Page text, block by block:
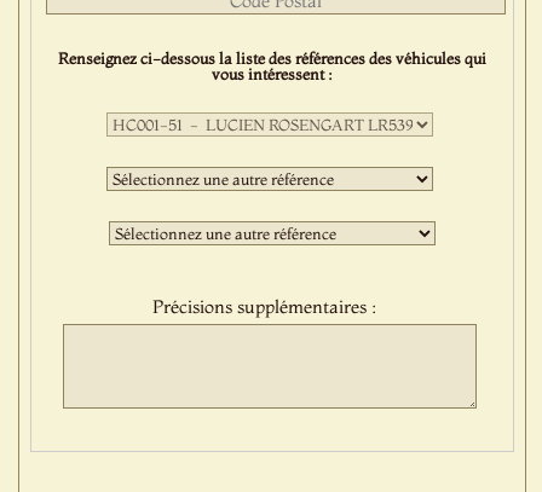
Renseignez ci-dessous la liste des références des véhicules qui
vous intéressent :
Première
sélection
:Deuxième
sélection
:Troisième
sélection
Précisions supplémentaires :